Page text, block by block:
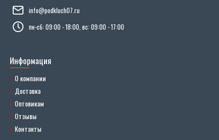
info@podkluch07.ru
пн-сб: 09:00 - 18:00, вс: 09:00 - 17:00
Информация
О компании
Доставка
Оптовикам
Отзывы
Контакты